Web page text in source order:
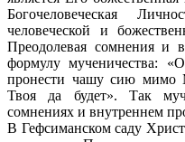
Богочеловеческая
человеческой и
Преодолевая сомнения и
формулу мученичества:
пронести чашу сию
Твоя да будет». Так
сомнениях и внутреннем
В Гефсиманском саду